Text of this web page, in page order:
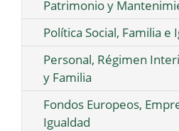
Patrimonio y
Política Social, Familia e
Personal, Régimen
y Familia
Fondos Europeos,
Igualdad